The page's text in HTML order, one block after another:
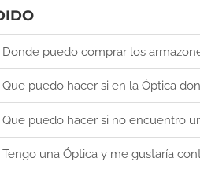
Donde puedo comprar los
Que puedo hacer si en la Óptica
Que puedo hacer si no encuentro
Tengo una Óptica y me gustaría